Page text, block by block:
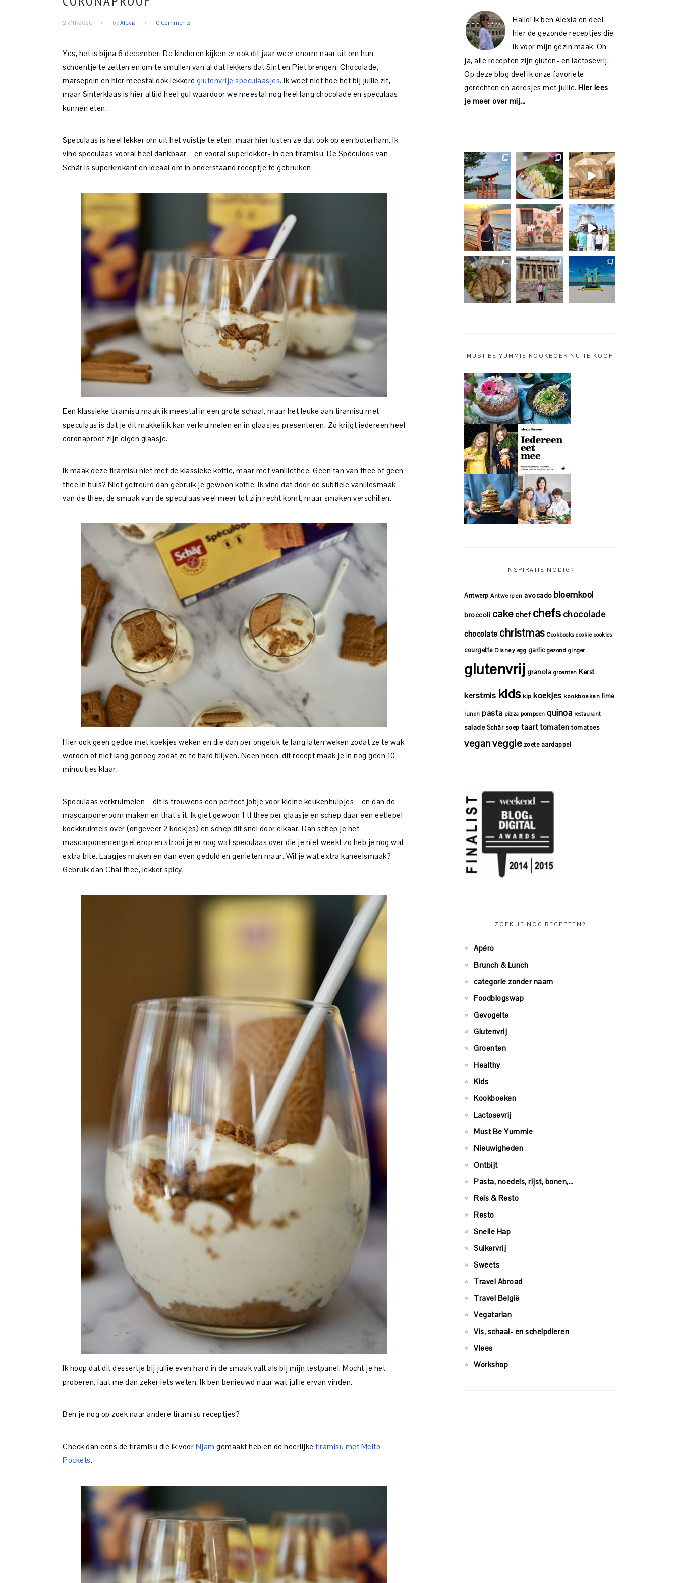
27/11/2020 by Alexia 0 Comments
Yes, het is bijna 6 december. De kinderen kijken er ook dit jaar weer enorm naar uit om hun
schoentje te zetten en om te smullen van al dat lekkers dat Sint en Piet brengen. Chocolade,
marsepein en hier meestal ook lekkere glutenvrije speculaasjes. Ik weet niet hoe het bij jullie zit,
maar Sinterklaas is hier altijd heel gul waardoor we meestal nog heel lang chocolade en speculaas
kunnen eten.
Speculaas is heel lekker om uit het vuistje te eten, maar hier lusten ze dat ook op een boterham. Ik
vind speculaas vooral heel dankbaar – en vooral superlekker- in een tiramisu. De Spéculoos van
Schär is superkrokant en ideaal om in onderstaand receptje te gebruiken.
Een klassieke tiramisu maak ik meestal in een grote schaal, maar het leuke aan tiramisu met
speculaas is dat je dit makkelijk kan verkruimelen en in glaasjes presenteren. Zo krijgt iedereen heel
coronaproof zijn eigen glaasje.
Ik maak deze tiramisu niet met de klassieke koffie, maar met vanillethee. Geen fan van thee of geen
thee in huis? Niet getreurd dan gebruik je gewoon koffie. Ik vind dat door de subtiele vanillesmaak
van de thee, de smaak van de speculaas veel meer tot zijn recht komt, maar smaken verschillen.
Hier ook geen gedoe met koekjes weken en die dan per ongeluk te lang laten weken zodat ze te wak
worden of niet lang genoeg zodat ze te hard blijven. Neen neen, dit recept maak je in nog geen 10
minuutjes klaar.
Speculaas verkruimelen – dit is trouwens een perfect jobje voor kleine keukenhulpjes – en dan de
mascarponeroom maken en that’s it. Ik giet gewoon 1 tl thee per glaasje en schep daar een eetlepel
koekkruimels over (ongeveer 2 koekjes) en schep dit snel door elkaar. Dan schep je het
mascarponemengsel erop en strooi je er nog wat speculaas over die je niet weekt zo heb je nog wat
extra bite. Laagjes maken en dan even geduld en genieten maar. Wil je wat extra kaneelsmaak?
Gebruik dan Chai thee, lekker spicy.
Ik hoop dat dit dessertje bij jullie even hard in de smaak valt als bij mijn testpanel. Mocht je het
proberen, laat me dan zeker iets weten. Ik ben benieuwd naar wat jullie ervan vinden.
Ben je nog op zoek naar andere tiramisu receptjes?
Check dan eens de tiramisu die ik voor Njam gemaakt heb en de heerlijke tiramisu met Melto
Pockets.
Hallo! Ik ben Alexia en deel
hier de gezonde receptjes die
ik voor mijn gezin maak. Oh
ja, alle recepten zijn gluten- en lactosevrij.
Op deze blog deel ik onze favoriete
gerechten en adresjes met jullie. Hier lees
je meer over mij...
MUST BE YUMMIE KOOKBOEK NU TE KOOP
INSPIRATIE NODIG?
Antwerp Antwerpen avocado bloemkool
broccoli cakechef chefs chocolade
chocolate christmas Cookbooks cookie cookies
courgette Disney egg garlic gezond ginger
glutenvrij granola groenten Kerst
kerstmis kids kip koekjes kookboeken lime
lunch pasta pizza pompoen quinoa restaurant
salade Schär soep taarttomaten tomatoes
veganveggie zoete aardappel
ZOEK JE NOG RECEPTEN?
Apéro
Brunch & Lunch
categorie zonder naam
Foodblogswap
Gevogelte
Glutenvrij
Groenten
Healthy
Kids
Kookboeken
Lactosevrij
Must Be Yummie
Nieuwigheden
Ontbijt
Pasta, noedels, rijst, bonen,…
Reis & Resto
Resto
Snelle Hap
Suikervrij
Sweets
Travel Abroad
Travel België
Vegatarian
Vis, schaal- en schelpdieren
Vlees
Workshop